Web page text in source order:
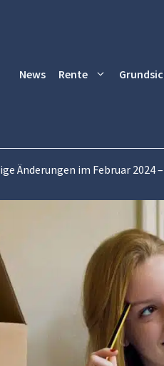
News Rente
Änderungen im Februar 2024